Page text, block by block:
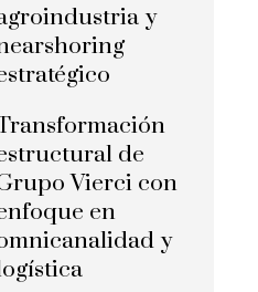
y
de
Vierci con
en
y